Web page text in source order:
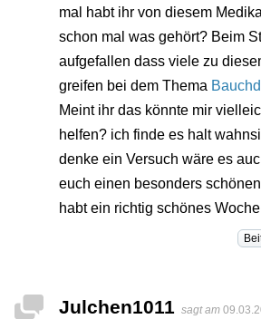
mal habt ihr von diesem
schon mal was gehört? Beim
aufgefallen dass viele zu
greifen bei dem Thema
Meint ihr das könnte mir
helfen? ich finde es halt
denke ein Versuch wäre es
euch einen besonders
habt ein richtig schönes
Julchen1011 sagt am